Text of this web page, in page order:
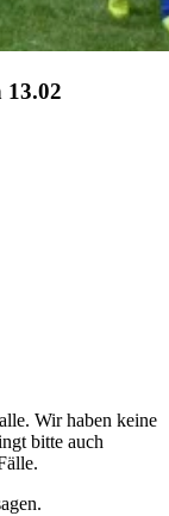
Wir haben keine
bitte auch